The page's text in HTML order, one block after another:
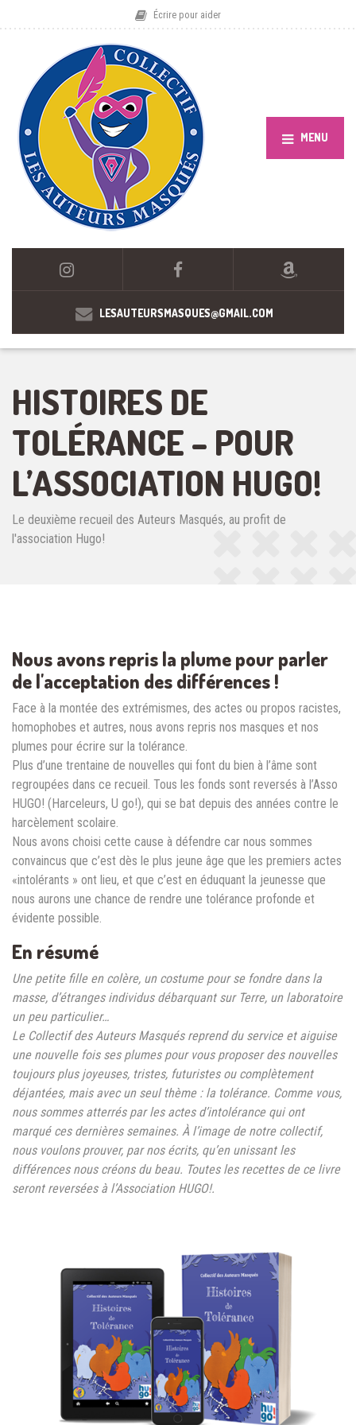
Écrire pour aider
MENU
LESAUTEURSMASQUES@GMAIL.COM
HISTOIRES DE
TOLÉRANCE – POUR
L’ASSOCIATION HUGO!
Le deuxième recueil des Auteurs Masqués, au profit de
l'association Hugo!
Nous avons repris la plume pour parler
de l'acceptation des différences !
Face à la montée des extrémismes, des actes ou propos racistes,
homophobes et autres, nous avons repris nos masques et nos
plumes pour écrire sur la tolérance.
Plus d’une trentaine de nouvelles qui font du bien à l’âme sont
regroupées dans ce recueil. Tous les fonds sont reversés à l’Asso
HUGO! (Harceleurs, U go!), qui se bat depuis des années contre le
harcèlement scolaire.
Nous avons choisi cette cause à défendre car nous sommes
convaincus que c’est dès le plus jeune âge que les premiers actes
«intolérants » ont lieu, et que c’est en éduquant la jeunesse que
nous aurons une chance de rendre une tolérance profonde et
évidente possible.
En résumé
Une petite fille en colère, un costume pour se fondre dans la
masse, d’étranges individus débarquant sur Terre, un laboratoire
un peu particulier…
Le Collectif des Auteurs Masqués reprend du service et aiguise
une nouvelle fois ses plumes pour vous proposer des nouvelles
toujours plus joyeuses, tristes, futuristes ou complètement
déjantées, mais avec un seul thème : la tolérance. Comme vous,
nous sommes atterrés par les actes d’intolérance qui ont
marqué ces dernières semaines. À l’image de notre collectif,
nous voulons prouver, par nos écrits, qu’en unissant les
différences nous créons du beau. Toutes les recettes de ce livre
seront reversées à l’Association HUGO!.